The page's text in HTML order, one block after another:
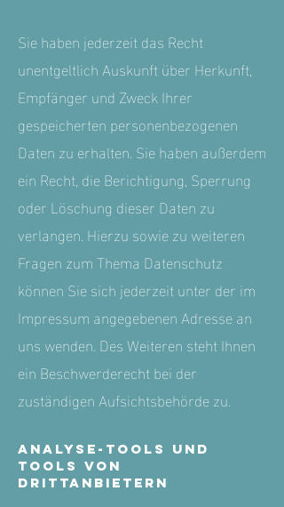
Sie haben jederzeit das Recht
unentgeltlich Auskunft über Herkunft,
Empfänger und Zweck Ihrer
gespeicherten personenbezogenen
Daten zu erhalten. Sie haben außerdem
ein Recht, die Berichtigung, Sperrung
oder Löschung dieser Daten zu
verlangen. Hierzu sowie zu weiteren
Fragen zum Thema Datenschutz
können Sie sich jederzeit unter der im
Impressum angegebenen Adresse an
uns wenden. Des Weiteren steht Ihnen
ein Beschwerderecht bei der
zuständigen Aufsichtsbehörde zu.
Analyse-Tools und
Tools von
Drittanbietern